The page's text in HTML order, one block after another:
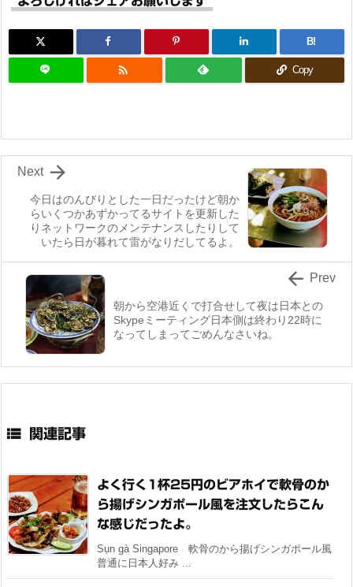
B!
 Copy
今日はのんびりとした一日だったけど朝か
らいくつかあずかってるサイトを更新した
りネットワークのメンテナンスしたりして
いたら日が暮れて雷がなりだしてるよ。

Next
朝から空港近くで打合せして夜は日本との
Skypeミーティング日本側は終わり22時に
なってしまってごめんなさいね。
 Prev
 関連記事
よく行く1杯25円のビアホイで軟骨のか
ら揚げシンガポール風を注文したらこん
な感じだったよ。
Sụn gà Singapore 軟骨のから揚げシンガポール風
普通に日本人好み ...